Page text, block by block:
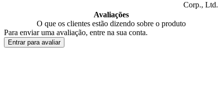
Corp., Ltd.
Avaliações
O que os clientes estão dizendo sobre o produto
Para enviar uma avaliação, entre na sua conta.
Entrar para avaliar